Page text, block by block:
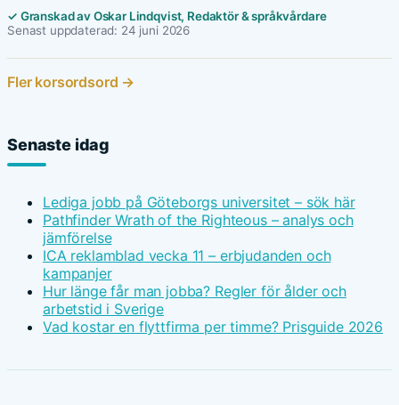
✓ Granskad av Oskar Lindqvist, Redaktör & språkvårdare
Senast uppdaterad: 24 juni 2026
Fler korsordsord →
Senaste idag
Lediga jobb på Göteborgs universitet – sök här
Pathfinder Wrath of the Righteous – analys och
jämförelse
ICA reklamblad vecka 11 – erbjudanden och
kampanjer
Hur länge får man jobba? Regler för ålder och
arbetstid i Sverige
Vad kostar en flyttfirma per timme? Prisguide 2026